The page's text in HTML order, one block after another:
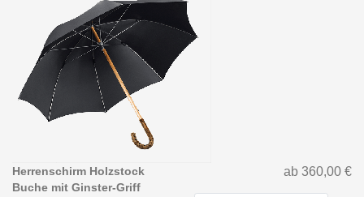
Herrenschirm Holzstock
Buche mit Ginster-Griff
ab 360,00 €